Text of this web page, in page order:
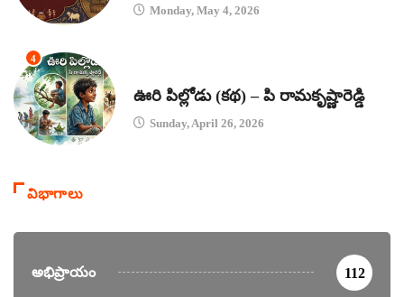
Monday, May 4, 2026
4
ఊరి పిల్లోడు (కథ) – పి రామకృష్ణారెడ్డి
Sunday, April 26, 2026
విభాగాలు
అభిప్రాయం 112